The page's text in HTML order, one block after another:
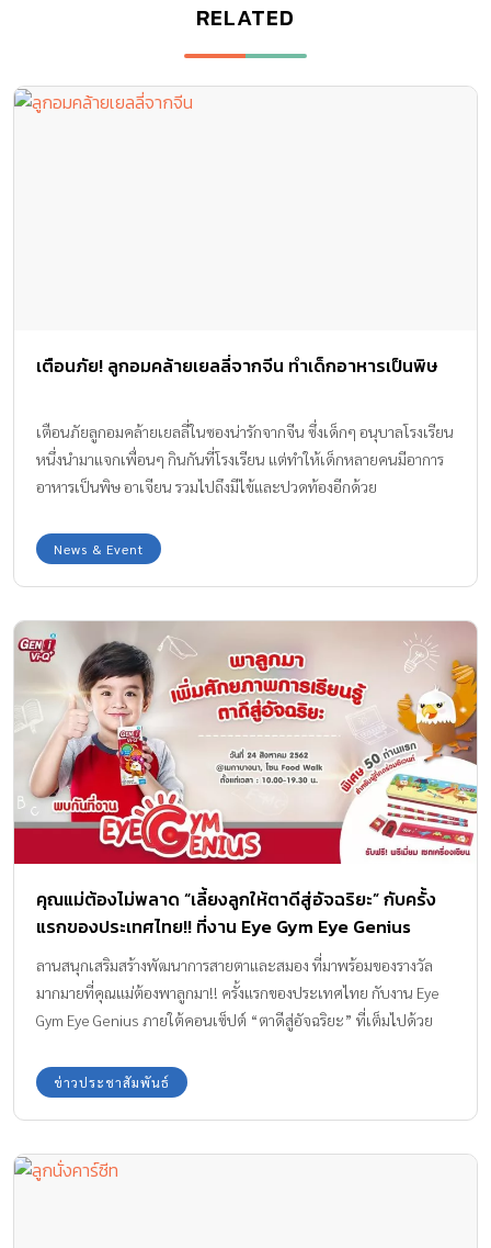
RELATED
เตือนภัย! ลูกอมคล้ายเยลลี่จากจีน ทำเด็กอาหารเป็นพิษ
เตือนภัยลูกอมคล้ายเยลลี่ในซองน่ารักจากจีน ซึ่งเด็กๆ อนุบาลโรงเรียน
หนึ่งนำมาแจกเพื่อนๆ กินกันที่โรงเรียน แต่ทำให้เด็กหลายคนมีอาการ
อาหารเป็นพิษ อาเจียน รวมไปถึงมีไข้และปวดท้องอีกด้วย
News & Event
คุณแม่ต้องไม่พลาด “เลี้ยงลูกให้ตาดีสู่อัจฉริยะ” กับครั้ง
แรกของประเทศไทย!! ที่งาน Eye Gym Eye Genius
ลานสนุกเสริมสร้างพัฒนาการสายตาและสมอง ที่มาพร้อมของรางวัล
มากมายที่คุณแม่ต้องพาลูกมา!! ครั้งแรกของประเทศไทย กับงาน Eye
Gym Eye Genius ภายใต้คอนเซ็ปต์ “ตาดีสู่อัจฉริยะ” ที่เต็มไปด้วย
พลาดเด็ดขาด!!
ข่าวประชาสัมพันธ์